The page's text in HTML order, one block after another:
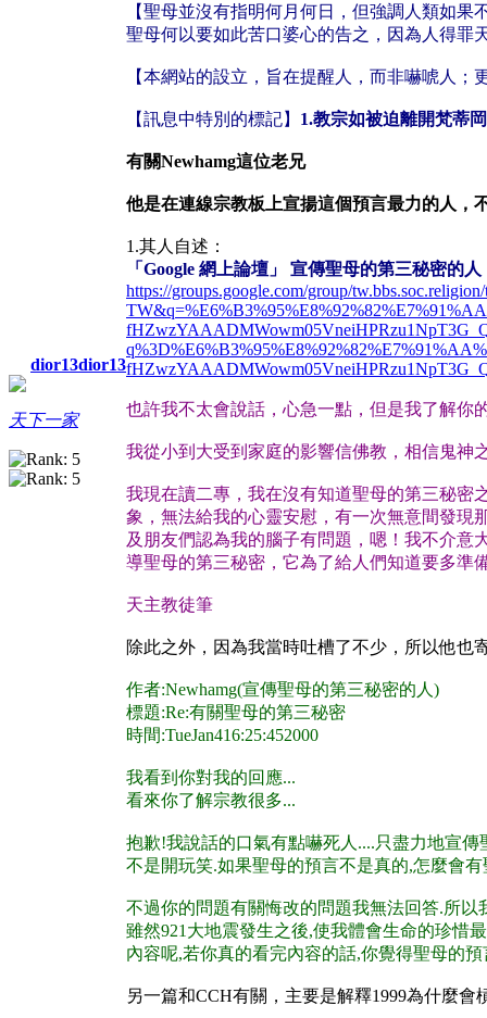
dior13dior13
天下一家
【聖母並沒有指明何月何日，但強調人類如
聖母何以要如此苦口婆心的告之，因為人得罪
【本網站的設立，旨在提醒人，而非嚇唬人
【訊息中特別的標記】 1.教宗如被迫離開梵蒂
有關Newhamg這位老兄
他是在連線宗教板上宣揚這個預言最力的人，
1.其人自述：
「Google 網上論壇」 宣傳聖母的第三秘密的人
https://groups.google.com/group/
也許我不太會說話，心急一點，但是我了解你
我從小到大受到家庭的影響信佛教，相信鬼神
我現在讀二專，我在沒有知道聖母的第三秘密
象，無法給我的心靈安慰，有一次無意間發現
及朋友們認為我的腦子有問題，嗯！我不介意
導聖母的第三秘密，它為了給人們知道要多準
天主教徒筆
除此之外，因為我當時吐槽了不少，所以他也
作者:Newhamg(宣傳聖母的第三秘密的人)
標題:Re:有關聖母的第三秘密
時間:TueJan416:25:452000
我看到你對我的回應...
看來你了解宗教很多...
抱歉!我說話的口氣有點嚇死人....只盡力地宣
不是開玩笑.如果聖母的預言不是真的,怎麼會
不過你的問題有關悔改的問題我無法回答.所以
雖然921大地震發生之後,使我體會生命的珍惜
內容呢,若你真的看完內容的話,你覺得聖母的
另一篇和CCH有關，主要是解釋1999為什麼會